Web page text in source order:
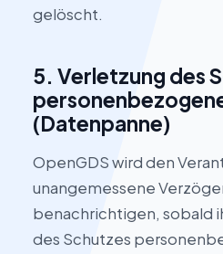
gelöscht.
5. Verletzung des
(Datenpanne)
OpenGDS wird den
unangemessene
benachrichtigen, sobald
des Schutzes